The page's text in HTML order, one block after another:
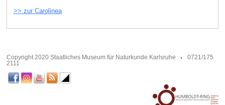
>> zur Carolinea
Copyright 2020 Staatliches Museum für Naturkunde Karlsruhe
0721/175
2111